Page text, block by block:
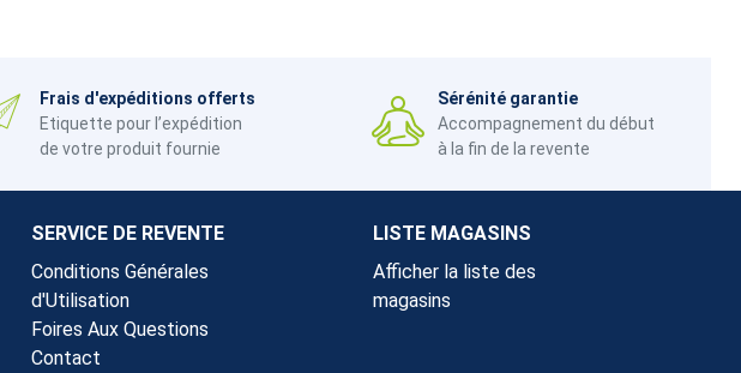
Frais d'expéditions offerts
Etiquette pour l’expédition
de votre produit fournie
Sérénité garantie
Accompagnement du début
à la fin de la revente
SERVICE DE REVENTE
Conditions Générales
d'Utilisation
Foires Aux Questions
Contact
LISTE MAGASINS
Afficher la liste des
magasins